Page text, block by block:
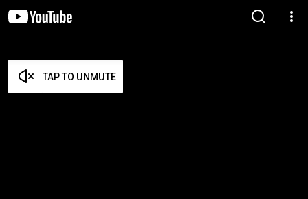
TAP TO UNMUTE